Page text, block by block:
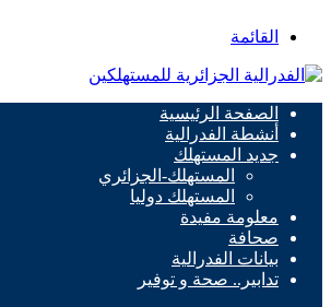
القائمة
الصفحة الرئيسية
أنشطة الفدرالية
جديد المستهلك
المستهلك-الجزائري
المستهلك دوليا
معلومة مفيدة
صحافة
بيانات الفدرالية
تدابير.. صحة و توفير